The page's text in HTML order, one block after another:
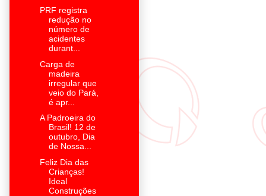
PRF registra
redução no
número de
acidentes
durant...
Carga de
madeira
irregular que
veio do Pará,
é apr...
A Padroeira do
Brasil! 12 de
outubro, Dia
de Nossa...
Feliz Dia das
Crianças!
Ideal
Construções